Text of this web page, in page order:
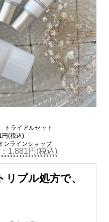
ライアルセット
円(税込)
ンラインショップ
1,881円(税込)
プル処方で、